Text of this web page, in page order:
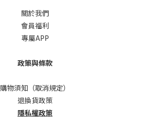
關於我們
會員福利
專屬APP
政策與條款
購物須知（取消規定）
退換貨政策
隱私權政策